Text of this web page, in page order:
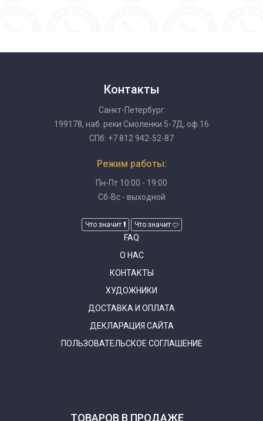
Контакты
Санкт-Петербург
199178, наб. реки Смоленки 5-7Д, оф.16
СПб: +7 812 942-52-87
Режим работы:
Пн-Пт 10:00 - 19:00
Сб-Вс - выходной
Что значит Что значит
FAQ
О НАС
КОНТАКТЫ
ХУДОЖНИКИ
ДОСТАВКА И ОПЛАТА
ДЕКЛАРАЦИЯ САЙТА
ПОЛЬЗОВАТЕЛЬСКОЕ СОГЛАШЕНИЕ
ТОВАРОВ В ПРОДАЖЕ